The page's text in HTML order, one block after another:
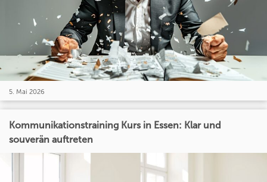
5. Mai 2026
Kommunikationstraining Kurs in Essen: Klar und
souverän auftreten